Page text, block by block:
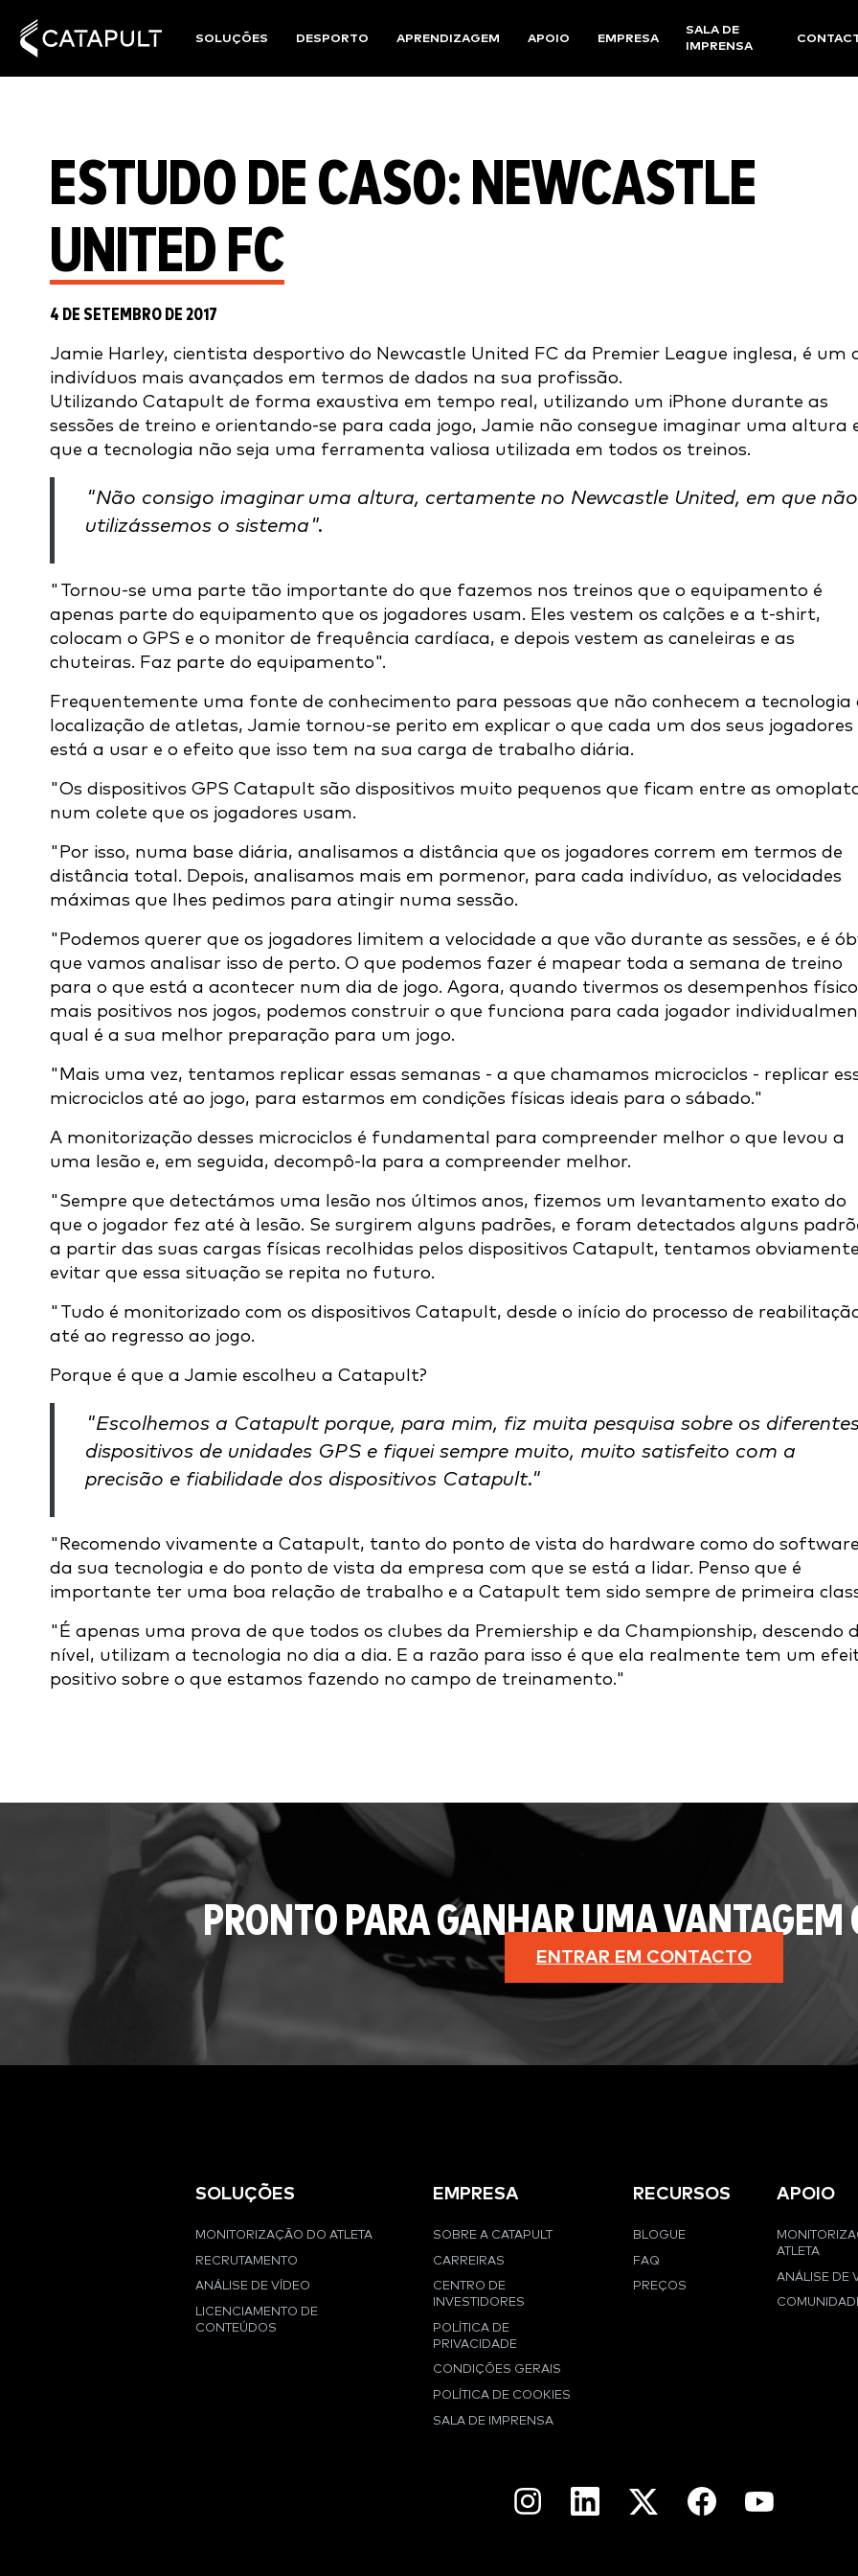
SOLUÇÕES DESPORTO APRENDIZAGEM APOIO EMPRESA
SALA DE
IMPRENSA
ESTUDO DE CASO: NEWCASTLE
UNITED FC
4 DE SETEMBRO DE 2017
Jamie Harley, cientista desportivo do Newcastle United FC da Premier League inglesa, é um
indivíduos mais avançados em termos de dados na sua profissão.
Utilizando Catapult de forma exaustiva em tempo real, utilizando um iPhone durante as
sessões de treino e orientando-se para cada jogo, Jamie não consegue imaginar uma altura
que a tecnologia não seja uma ferramenta valiosa utilizada em todos os treinos.
"Não consigo imaginar uma altura, certamente no Newcastle United, em que não
utilizássemos o sistema".
"Tornou-se uma parte tão importante do que fazemos nos treinos que o equipamento é
apenas parte do equipamento que os jogadores usam. Eles vestem os calções e a t-shirt,
colocam o GPS e o monitor de frequência cardíaca, e depois vestem as caneleiras e as
chuteiras. Faz parte do equipamento".
Frequentemente uma fonte de conhecimento para pessoas que não conhecem a tecnologia
localização de atletas, Jamie tornou-se perito em explicar o que cada um dos seus jogadores
está a usar e o efeito que isso tem na sua carga de trabalho diária.
"Os dispositivos GPS Catapult são dispositivos muito pequenos que ficam entre as
num colete que os jogadores usam.
"Por isso, numa base diária, analisamos a distância que os jogadores correm em termos de
distância total. Depois, analisamos mais em pormenor, para cada indivíduo, as velocidades
máximas que lhes pedimos para atingir numa sessão.
"Podemos querer que os jogadores limitem a velocidade a que vão durante as sessões, e é
que vamos analisar isso de perto. O que podemos fazer é mapear toda a semana de treino
para o que está a acontecer num dia de jogo. Agora, quando tivermos os desempenhos
mais positivos nos jogos, podemos construir o que funciona para cada jogador
qual é a sua melhor preparação para um jogo.
"Mais uma vez, tentamos replicar essas semanas - a que chamamos microciclos - replicar
microciclos até ao jogo, para estarmos em condições físicas ideais para o sábado."
A monitorização desses microciclos é fundamental para compreender melhor o que levou a
uma lesão e, em seguida, decompô-la para a compreender melhor.
"Sempre que detectámos uma lesão nos últimos anos, fizemos um levantamento exato do
que o jogador fez até à lesão. Se surgirem alguns padrões, e foram detectados alguns
a partir das suas cargas físicas recolhidas pelos dispositivos Catapult, tentamos obviamente
evitar que essa situação se repita no futuro.
"Tudo é monitorizado com os dispositivos Catapult, desde o início do processo de
até ao regresso ao jogo.
Porque é que a Jamie escolheu a Catapult?
"Escolhemos a Catapult porque, para mim, fiz muita pesquisa sobre os
dispositivos de unidades GPS e fiquei sempre muito, muito satisfeito com a
precisão e fiabilidade dos dispositivos Catapult."
"Recomendo vivamente a Catapult, tanto do ponto de vista do hardware como do
da sua tecnologia e do ponto de vista da empresa com que se está a lidar. Penso que é
importante ter uma boa relação de trabalho e a Catapult tem sido sempre de primeira
"É apenas uma prova de que todos os clubes da Premiership e da Championship, descendo
nível, utilizam a tecnologia no dia a dia. E a razão para isso é que ela realmente tem um
positivo sobre o que estamos fazendo no campo de treinamento."
PRONTO PARA GANHAR UMA VANTAGEM
ENTRAR EM CONTACTO
SOLUÇÕES
MONITORIZAÇÃO DO ATLETA
RECRUTAMENTO
ANÁLISE DE VÍDEO
LICENCIAMENTO DE
CONTEÚDOS
EMPRESA
SOBRE A CATAPULT
CARREIRAS
CENTRO DE
INVESTIDORES
POLÍTICA DE
PRIVACIDADE
CONDIÇÕES GERAIS
POLÍTICA DE COOKIES
SALA DE IMPRENSA
RECURSOS
BLOGUE
FAQ
PREÇOS
APOIO
ATLETA
ANÁLISE DE